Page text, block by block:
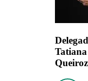
Tatiana
Queiroz